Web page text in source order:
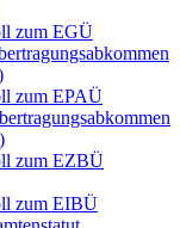
zum EGÜ
zum EPAÜ
zum EZBÜ
zum EIBÜ